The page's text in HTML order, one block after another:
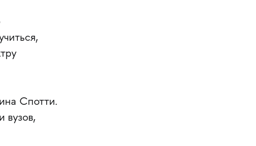
Спотти.
вузов,